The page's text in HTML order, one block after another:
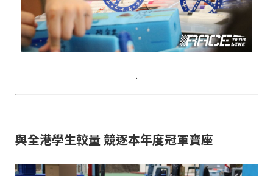
.
與全港學生較量 競逐本年度冠軍寶座